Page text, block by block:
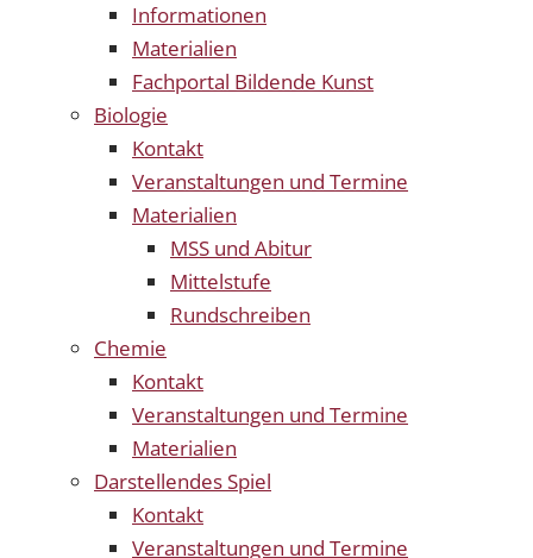
Informationen
Materialien
Fachportal Bildende Kunst
Biologie
Kontakt
Veranstaltungen und Termine
Materialien
MSS und Abitur
Mittelstufe
Rundschreiben
Chemie
Kontakt
Veranstaltungen und Termine
Materialien
Darstellendes Spiel
Kontakt
Veranstaltungen und Termine